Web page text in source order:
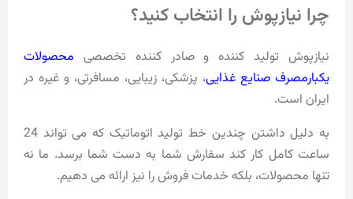
چرا نیازپوش را انتخاب کنید؟
نیازپوش تولید کننده و صادر کننده تخصصی محصولات
یکبارمصرف صنایع غذایی، پزشکی، زیبایی، مسافرتی، و غیره در
ایران است.
به دلیل داشتن چندین خط تولید اتوماتیک که می تواند 24
ساعت کامل کار کند سفارش شما به دست شما برسد. ما نه
تنها محصولات، بلکه خدمات فروش را نیز ارائه می دهیم.